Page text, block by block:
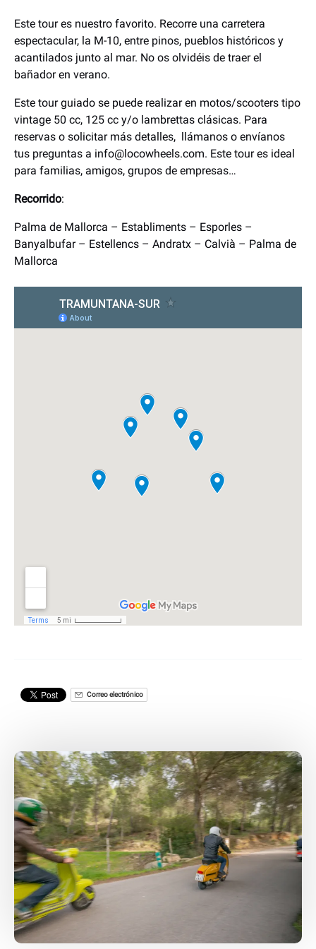
Este tour es nuestro favorito. Recorre una carretera
espectacular, la M-10, entre pinos, pueblos históricos y
acantilados junto al mar. No os olvidéis de traer el
bañador en verano.
Este tour guiado se puede realizar en motos/scooters tipo
vintage 50 cc, 125 cc y/o lambrettas clásicas. Para
reservas o solicitar más detalles, llámanos o envíanos
tus preguntas a info@locowheels.com. Este tour es ideal
para familias, amigos, grupos de empresas…
Recorrido:
Palma de Mallorca – Establiments – Esporles –
Banyalbufar – Estellencs – Andratx – Calvià – Palma de
Mallorca
Correo electrónico